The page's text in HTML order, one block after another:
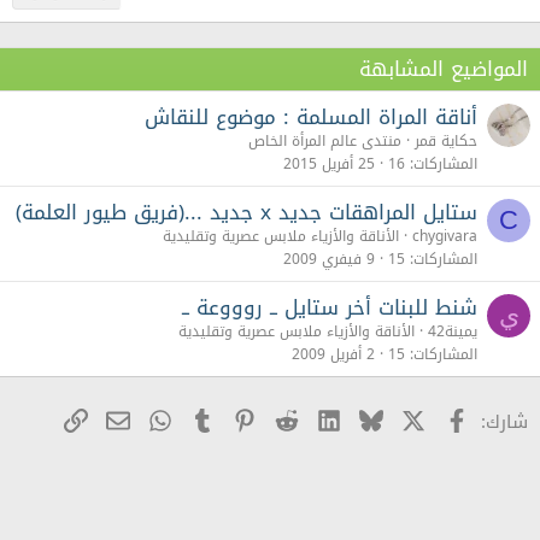
المواضيع المشابهة
أناقة المراة المسلمة : موضوع للنقاش
حكاية قمر منتدى عالم المرأة الخاص
المشاركات 16 25 أفريل 2015
C ستايل المراهقات جديد x جديد ...(فريق طيور العلمة)
chygivara الأناقة والأزياء ملابس عصرية وتقليدية
المشاركات 15 9 فيفري 2009
ي شنط للبنات أخر ستايل ــ روووعة ــ
يمينة42
الأناقة والأزياء ملابس عصرية وتقليدية
المشاركات 15 2 أفريل 2009
شارك: Facebook
X
Bluesky
LinkedIn
Reddit
Pinterest
Tumblr
WhatsApp
البريدرابط